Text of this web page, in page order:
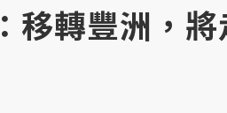
移轉豐洲，